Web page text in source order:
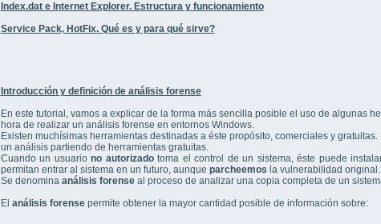
Index.dat e Internet Explorer. Estructura y funcionamiento
Service Pack, HotFix. Qué es y para qué sirve?
Introducción y definición de análisis forense
En este tutorial, vamos a explicar de la forma más sencilla posible el uso de algunas
hora de realizar un análisis forense en entornos Windows.
Existen muchísimas herramientas destinadas a éste propósito, comerciales y
un análisis partiendo de herramientas gratuitas.
Cuando un usuariono autorizadotoma el control de un sistema, éste puede
permitan entrar al sistema en un futuro, aunque parcheemos la vulnerabilidad original.
Se denomina análisis forenseal proceso de analizar una copia completa de un
El análisis forensepermite obtener la mayor cantidad posible de información sobre: